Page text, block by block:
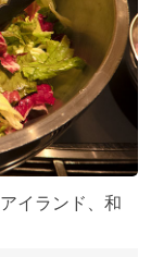
イランド、和